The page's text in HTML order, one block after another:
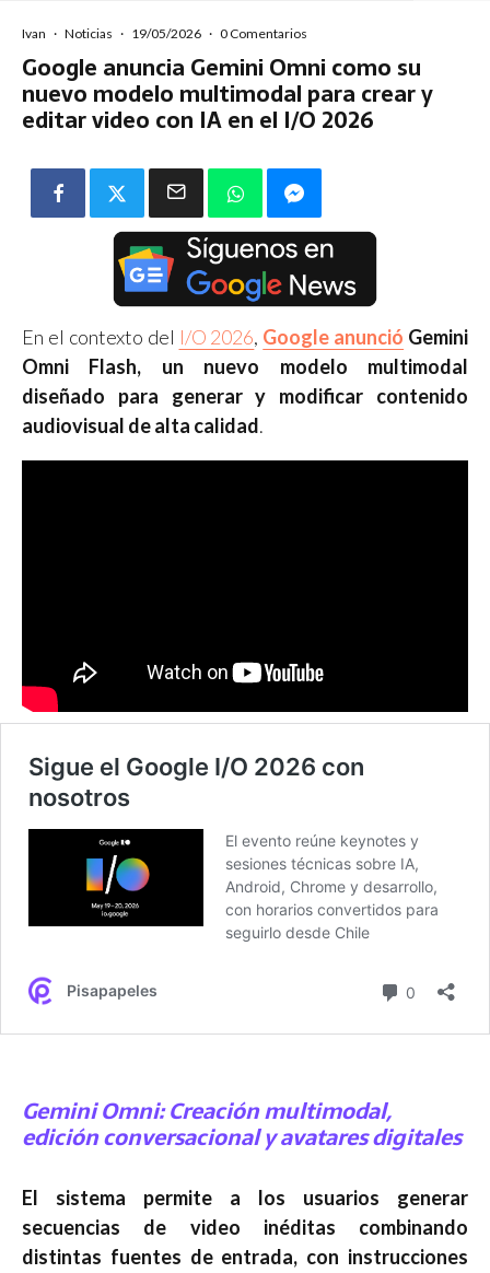
Ivan · Noticias · 19/05/2026 · 0 Comentarios
Google anuncia Gemini Omni como su
nuevo modelo multimodal para crear y
editar video con IA en el I/O 2026
En el contexto del I/O 2026, Google anunció Gemini
Omni Flash, un nuevo modelo multimodal
diseñado para generar y modificar contenido
audiovisual de alta calidad.
Gemini Omni: Creación multimodal,
edición conversacional y avatares digitales
El sistema permite a los usuarios generar
secuencias de video inéditas combinando
distintas fuentes de entrada, con instrucciones